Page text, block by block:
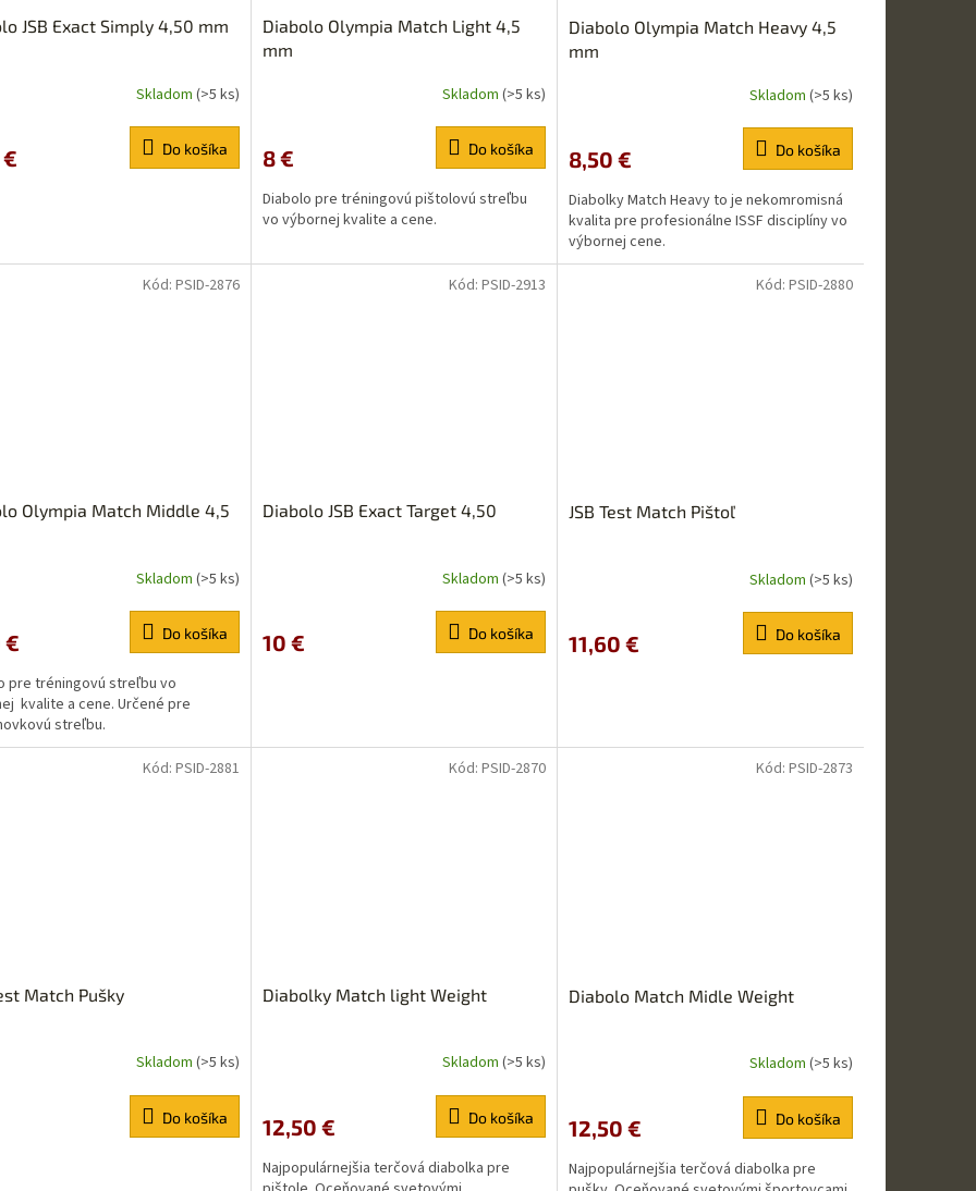
JSB Exact Simply 4,50 mm
Skladom (>5 ks)
Do košíka
Diabolo Olympia Match Light 4,5
mm
Skladom (>5 ks)
8 € Do košíka
Diabolo pre tréningovú pištolovú streľbu
vo výbornej kvalite a cene.
Diabolo Olympia Match Heavy 4,5
mm
Skladom (>5 ks)
8,50 € Do košíka
Diabolky Match Heavy to je nekomromisná
kvalita pre profesionálne ISSF disciplíny vo
výbornej cene.
Olympia Match Middle 4,5
Skladom (>5 ks)
€ Do košíka
pre tréningovú streľbu vo
kvalite a cene. Určené pre
streľbu.
Kód: PSID-2876
Diabolo JSB Exact Target 4,50
Skladom (>5 ks)
10 € Do košíka
Kód: PSID-2913
JSB Test Match Pištoľ
Skladom (>5 ks)
11,60 € Do košíka
Kód: PSID-2880
Match Pušky
Skladom (>5 ks)
Do košíka
Kód: PSID-2881
Diabolky Match light Weight
je
z
Skladom (>5 ks)
12,50 € Do košíka
Najpopulárnejšia terčová diabolka pre
Kód: PSID-2870
Diabolo Match Midle Weight
je
z
Skladom (>5 ks)
12,50 € Do košíka
Najpopulárnejšia terčová diabolka pre
Kód: PSID-2873